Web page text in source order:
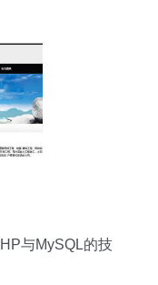
与MySQL的技